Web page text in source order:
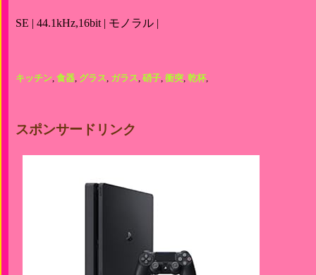
SE | 44.1kHz,16bit | モノラル |
キッチン, 食器, グラス, ガラス, 硝子, 衝突, 乾杯,
スポンサードリンク